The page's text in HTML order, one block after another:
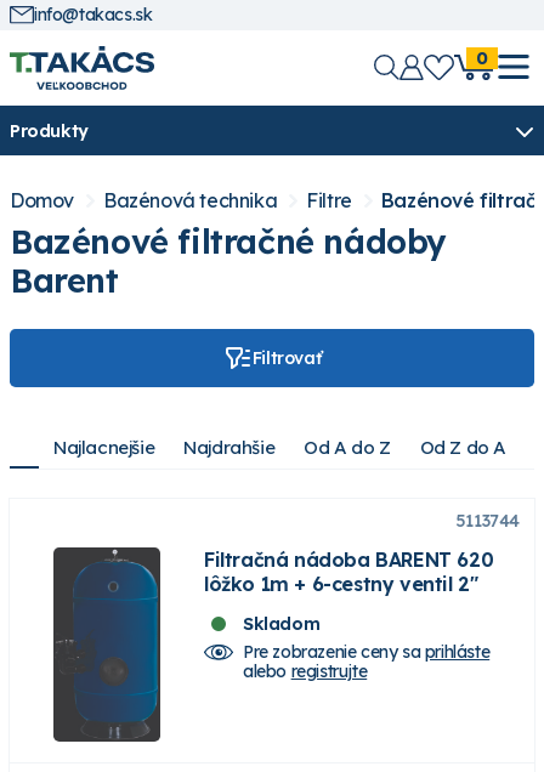
info@takacs.sk
0
Produkty
Domov Bazénová technika Filtre Bazénové
Bazénové filtračné nádoby
Barent
Filtrovať
Najlacnejšie Najdrahšie Od A do Z Od Z do A
5113744
Filtračná nádoba BARENT 620
lôžko 1m + 6-cestny ventil 2"
Skladom
Pre zobrazenie ceny saprihláste
alebo registrujte